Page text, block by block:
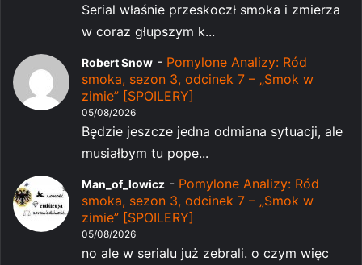
Serial właśnie przeskoczł smoka i zmierza
w coraz głupszym k...
Robert Snow - Pomylone Analizy: Ród
smoka, sezon 3, odcinek 7 – „Smok w
zimie” [SPOILERY]
05/08/2026
Będzie jeszcze jedna odmiana sytuacji, ale
musiałbym tu pope...
Man_of_lowicz - Pomylone Analizy: Ród
smoka, sezon 3, odcinek 7 – „Smok w
zimie” [SPOILERY]
05/08/2026
no ale w serialu już zebrali. o czym więc